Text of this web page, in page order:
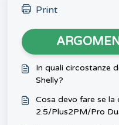
Print
In quali circostanze
Shelly?
Cosa devo fare se la
2.5/Plus2PM/Pro